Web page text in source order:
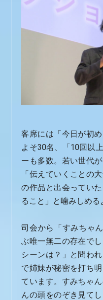
客席には「今日が初
よそ30名、「10回以
ーも多数。若い世代
「伝えていくことの
の作品と出会ってい
ること」と噛みしめる
司会から「すみちゃ
ぶ唯一無二の存在で
シーンは？」と問わ
で姉妹が秘密を打ち
ています。すみちゃ
んの頭をのぞき見て